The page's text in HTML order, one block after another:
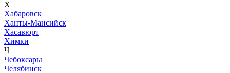
Х
Хабаровск
Ханты-Мансийск
Хасавюрт
Химки
Ч
Чебоксары
Челябинск